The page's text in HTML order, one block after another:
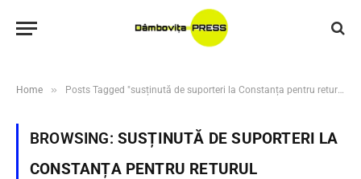
Home » Posts Tagged "susținută de suporteri la Constanța pentru returul barajului cu Farul"
BROWSING: SUSȚINUTĂ DE SUPORTERI LA
CONSTANȚA PENTRU RETURUL